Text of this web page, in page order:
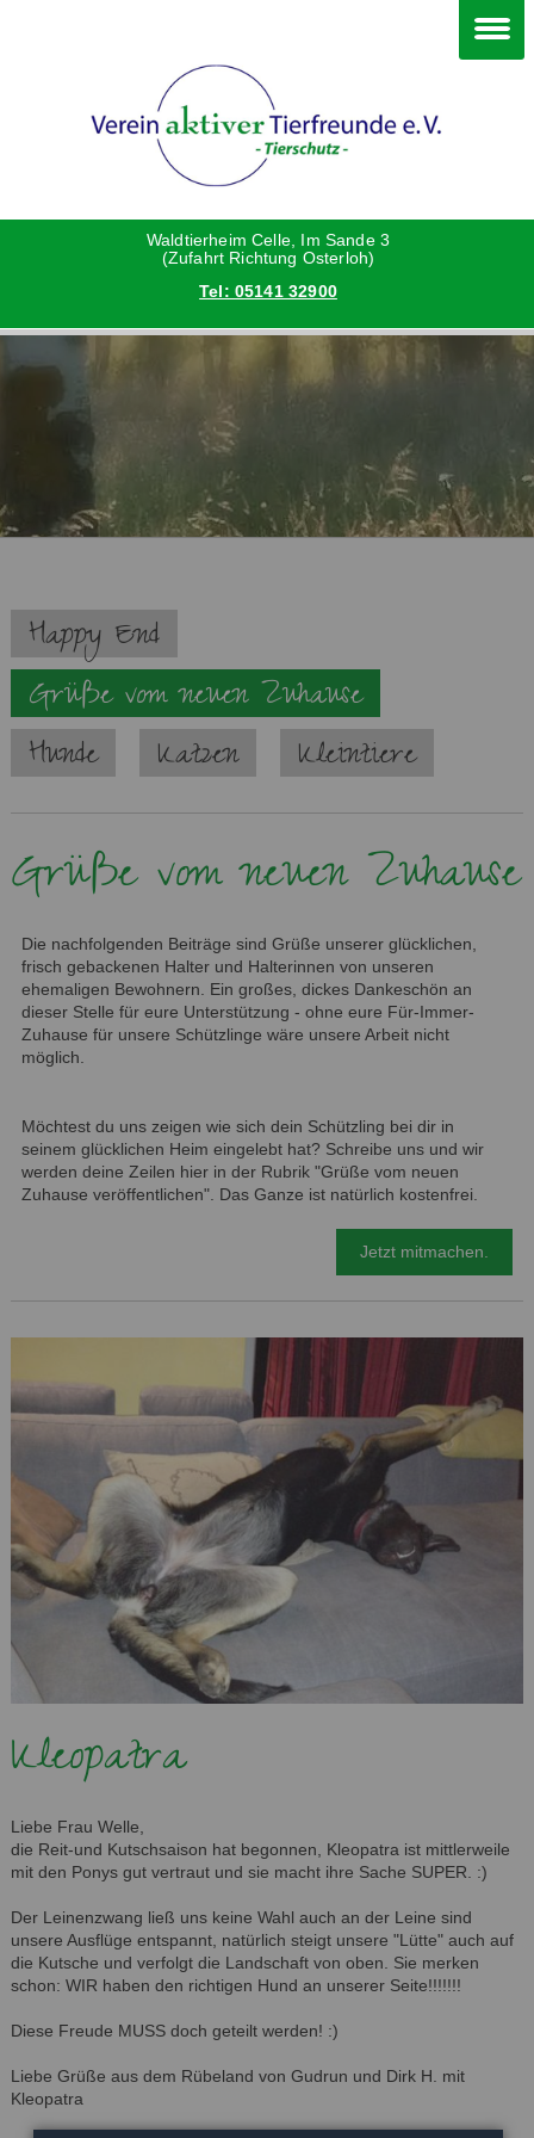
Waldtierheim Celle, Im Sande 3
(Zufahrt Richtung Osterloh)
Tel: 05141 32900
Navigation
überspringen
Happy End
Grüße vom neuen Zuhause
Hunde
Katzen Kleintiere
Grüße vom neuen Zuhause
Die nachfolgenden Beiträge sind Grüße unserer glücklichen,
frisch gebackenen Halter und Halterinnen von unseren
ehemaligen Bewohnern. Ein großes, dickes Dankeschön an
dieser Stelle für eure Unterstützung - ohne eure Für-Immer-
Zuhause für unsere Schützlinge wäre unsere Arbeit nicht
möglich.
Möchtest du uns zeigen wie sich dein Schützling bei dir in
seinem glücklichen Heim eingelebt hat? Schreibe uns und wir
werden deine Zeilen hier in der Rubrik "Grüße vom neuen
Zuhause veröffentlichen". Das Ganze ist natürlich kostenfrei.
Jetzt mitmachen.
Kleopatra
Liebe Frau Welle,
die Reit-und Kutschsaison hat begonnen, Kleopatra ist mittlerweile
mit den Ponys gut vertraut und sie macht ihre Sache SUPER. :)
Der Leinenzwang ließ uns keine Wahl auch an der Leine sind
unsere Ausflüge entspannt, natürlich steigt unsere "Lütte" auch auf
die Kutsche und verfolgt die Landschaft von oben. Sie merken
schon: WIR haben den richtigen Hund an unserer Seite!!!!!!!
Diese Freude MUSS doch geteilt werden! :)
Liebe Grüße aus dem Rübeland von Gudrun und Dirk H. mit
Kleopatra
Katzen
Vermittlungshilfe privat
Danke an die Helfer
Vorstand
Satzung